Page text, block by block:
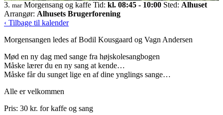
3. mar Morgensang og kaffe Tid: kl. 08:45 - 10:00 Sted: Alhuset
Arrangør: Alhusets Brugerforening
‹ Tilbage til kalender
Morgensangen ledes af Bodil Kousgaard og Vagn Andersen
Mød en ny dag med sange fra højskolesangbogen
Måske lærer du en ny sang at kende…
Måske får du sunget lige en af dine ynglings sange…
Alle er velkommen
Pris: 30 kr. for kaffe og sang